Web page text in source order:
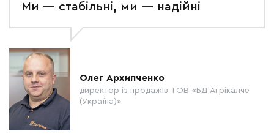
Ми — стабільні, ми — надійні
Олег Архипченко
директор із продажів ТОВ «БД Агрікалче
(Україна)»